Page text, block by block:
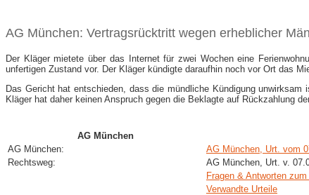
AG München: Vertragsrücktritt wegen erheblicher
Der Kläger mietete über das Internet für zwei Wochen eine
unfertigen Zustand vor. Der Kläger kündigte daraufhin noch vor Ort das
Das Gericht hat entschieden, dass die mündliche Kündigung
Kläger hat daher keinen Anspruch gegen die Beklagte auf Rückzahlung
AG München
AG München:
AG München, Urt. vom
Rechtsweg:
AG München, Urt. v.
Fragen & Antworten
Verwandte Urteile